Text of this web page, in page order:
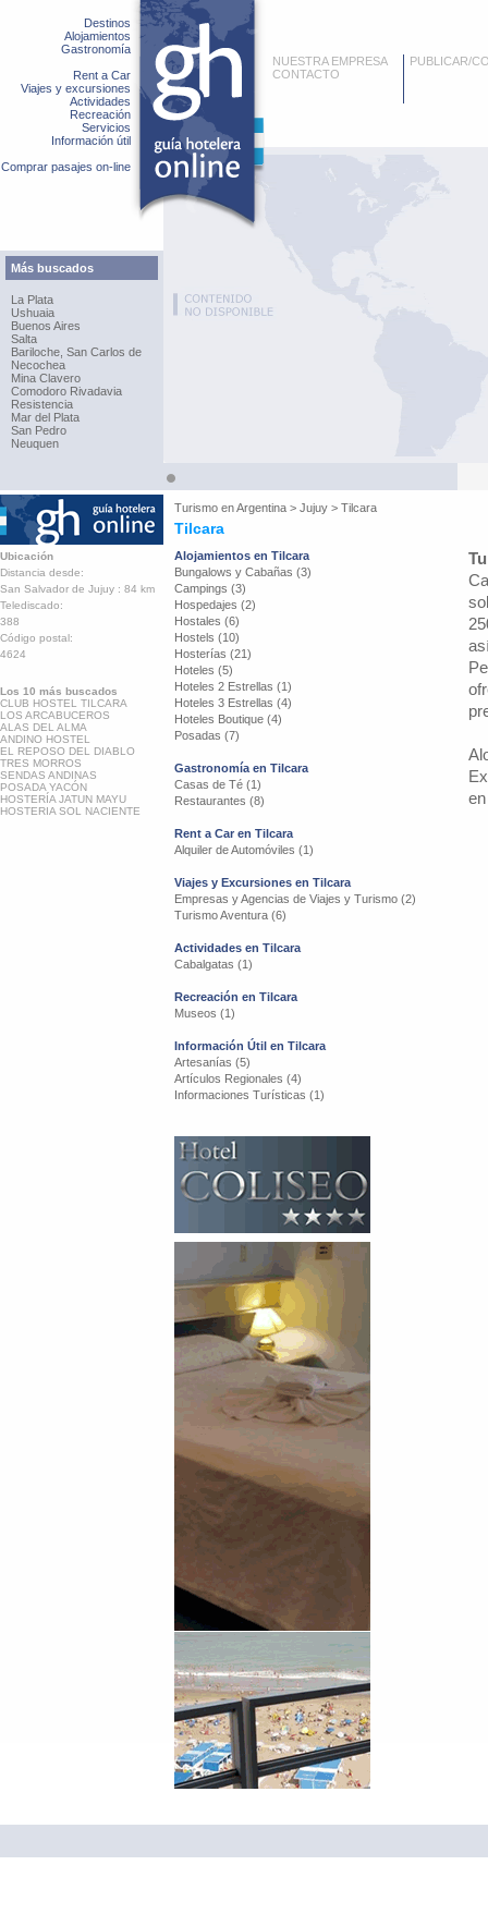
Destinos
Alojamientos
Gastronomía
Rent a Car
Viajes y excursiones
Actividades
Recreación
Servicios
Información útil
Comprar pasajes on-line
Más buscados
La Plata
Ushuaia
Buenos Aires
Salta
Bariloche, San Carlos de
Necochea
Mina Clavero
Comodoro Rivadavia
Resistencia
Mar del Plata
San Pedro
Neuquen
NUESTRA EMPRESA
CONTACTO
PUBLICAR/
Turismo enArgentina > Jujuy > Tilcara
Tilcara
Ubicación
Distancia desde:
San Salvador de Jujuy : 84 km
Telediscado:
388
Código postal:
4624
Los 10 más buscados
CLUB HOSTEL TILCARA
LOS ARCABUCEROS
ALAS DEL ALMA
ANDINO HOSTEL
EL REPOSO DEL DIABLO
TRES MORROS
SENDAS ANDINAS
POSADA YACÓN
HOSTERÍA JATUN MAYU
HOSTERIA SOL NACIENTE
Alojamientos en Tilcara
Bungalows y Cabañas (3)
Campings (3)
Hospedajes (2)
Hostales (6)
Hostels (10)
Hosterías (21)
Hoteles (5)
Hoteles 2 Estrellas (1)
Hoteles 3 Estrellas (4)
Hoteles Boutique (4)
Posadas (7)
Gastronomía en Tilcara
Casas de Té (1)
Restaurantes (8)
Rent a Car en Tilcara
Alquiler de Automóviles (1)
Viajes y Excursiones en Tilcara
Empresas y Agencias de Viajes y Turismo (2)
Turismo Aventura (6)
Actividades en Tilcara
Cabalgatas (1)
Recreación en Tilcara
Museos (1)
Información Útil en Tilcara
Artesanías (5)
Artículos Regionales (4)
Informaciones Turísticas (1)